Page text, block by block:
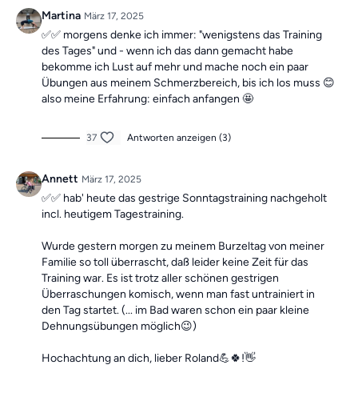
Die Übungen bilden insgesamt ein Ganzkörpertraining mit
verschiedenen Schwerpunkten und sind somit die ideale
Grundlage für einschmerzfreies, gesundesundbewegliches
Leben.
Mach dir keine Sorgen, falls du mal einen Tag verpasst, denn die
Übungseinheiten sind unabhängig voneinander. In der Kategorie
“Vergangene Trainings des Tages” findest du jederzeit
Martina März 17, 2025
✅✅ morgens denke ich immer: "wenigstens das Training
des Tages" und - wenn ich das dann gemacht habe
bekomme ich Lust auf mehr und mache noch ein paar
Übungen aus meinem Schmerzbereich, bis ich los muss 😊
also meine Erfahrung: einfach anfangen 🤩
37 Antworten anzeigen (3)
Annett März 17, 2025
✅️✅️ hab' heute das gestrige Sonntagstraining nachgeholt
incl. heutigem Tagestraining.
Wurde gestern morgen zu meinem Burzeltag von meiner
Familie so toll überrascht, daß leider keine Zeit für das
Training war. Es ist trotz aller schönen gestrigen
Überraschungen komisch, wenn man fast untrainiert in
den Tag startet. (... im Bad waren schon ein paar kleine
Dehnungsübungen möglich😉)
Hochachtung an dich, lieber Roland💪🍀!👋